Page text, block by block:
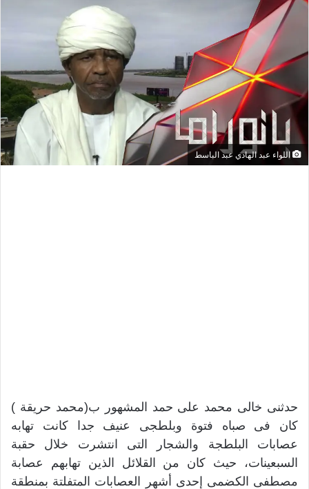
اللواء عبد الهادي عبد الباسط
حدثنى خالى محمد على حمد المشهور ب(محمد حريقة )
كان فى صباه فتوة وبلطجى عنيف جدا كانت تهابه
عصابات البلطجة والشجار التى انتشرت خلال حقبة
السبعينات، حيث كان من القلائل الذين تهابهم عصابة
مصطفى الكضمى إحدى أشهر العصابات المتفلتة بمنطقة